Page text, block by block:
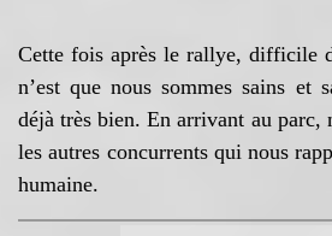
Cette fois après le rallye, difficile
n’est que nous sommes sains et
déjà très bien. En arrivant au parc,
les autres concurrents qui nous
humaine.